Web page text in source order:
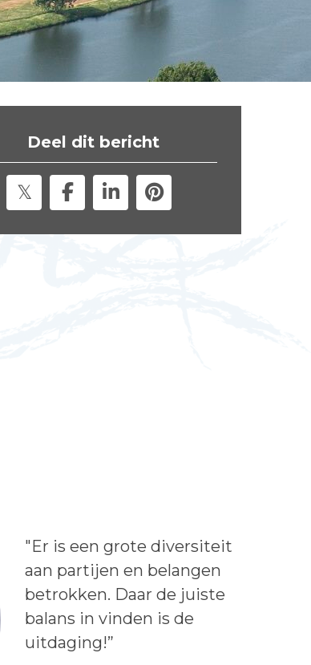
Deel dit bericht
Lees het bericht:
"Er is een grote diversiteit
aan partijen en belangen
betrokken. Daar de juiste
balans in vinden is de
uitdaging!”